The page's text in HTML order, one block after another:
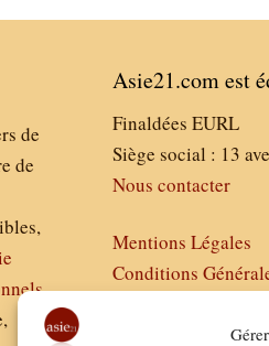
de
de
Asie21.com est
Finaldées EURL
Siège social : 13
Nous contacter
Mentions Légales
Conditions